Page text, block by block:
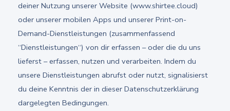
deiner Nutzung unserer Website (www.shirtee.cloud)
oder unserer mobilen Apps und unserer Print-on-
Demand-Dienstleistungen (zusammenfassend
“Dienstleistungen“) von dir erfassen – oder die du uns
lieferst – erfassen, nutzen und verarbeiten. Indem du
unsere Dienstleistungen abrufst oder nutzt, signalisierst
du deine Kenntnis der in dieser Datenschutzerklärung
dargelegten Bedingungen.